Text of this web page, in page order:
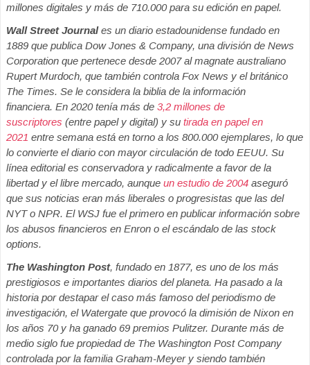
millones digitales y más de 710.000 para su edición en papel.
Wall Street Journales un diario estadounidense fundado en
1889 que publica Dow Jones & Company, una división de News
Corporation que pertenece desde 2007 al magnate australiano
Rupert Murdoch, que también controla Fox News y el británico
The Times. Se le considera la biblia de la información
financiera. En 2020 tenía más de 3,2 millones de
suscriptores (entre papel y digital) y su tirada en papel en
2021 entre semana está en torno a los 800.000 ejemplares, lo que
lo convierte el diario con mayor circulación de todo EEUU. Su
línea editorial es conservadora y radicalmente a favor de la
libertad y el libre mercado, aunque un estudio de 2004 aseguró
que sus noticias eran más liberales o progresistas que las del
NYT o NPR. El WSJ fue el primero en publicar información sobre
los abusos financieros en Enron o el escándalo de las stock
options.
The Washington Post, fundado en 1877, es uno de los más
prestigiosos e importantes diarios del planeta. Ha pasado a la
historia por destapar el caso más famoso del periodismo de
investigación, el Watergate que provocó la dimisión de Nixon en
los años 70 y ha ganado 69 premios Pulitzer. Durante más de
medio siglo fue propiedad de The Washington Post Company
controlada por la familia Graham-Meyer y siendo también